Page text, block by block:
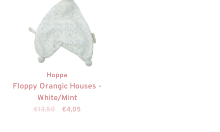
Hoppa
Floppy Orangic Houses -
White/Mint
€13,50 €4,05